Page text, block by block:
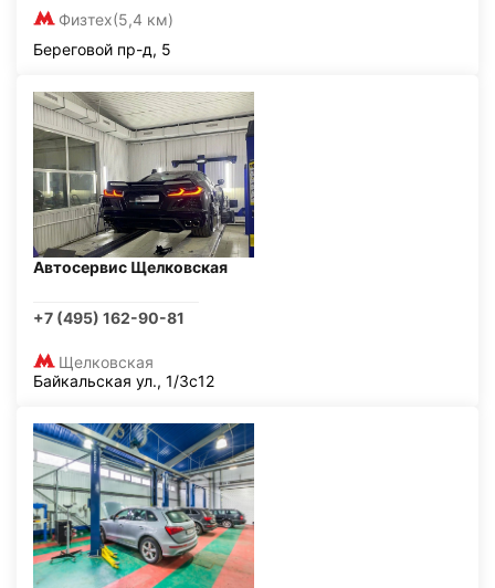
Физтех(5,4 км)
Береговой пр-д, 5
Автосервис Щелковская
+7 (495) 162-90-81
Щелковская
Байкальская ул., 1/3с12